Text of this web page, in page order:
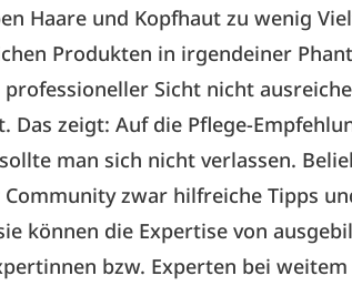
Haare und Kopfhaut zu wenig
Produkten in irgendeiner
Sicht nicht
Das zeigt: Auf die Pflege-
man sich nicht verlassen.
zwar hilfreiche Tipps
können die Expertise von
bzw. Experten bei